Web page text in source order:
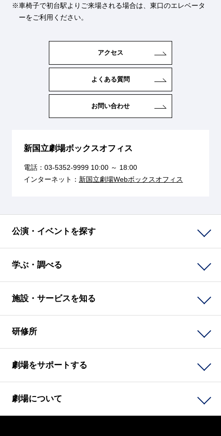
車椅子で初台駅よりご来場される場合は、東口のエレベータ
ーをご利用ください。
アクセス
よくある質問
お問い合わせ
新国立劇場ボックスオフィス
電話： 03-5352-999910:00 ～ 18:00
インターネット： 新国立劇場Webボックスオフィス
公演・イベントを探す
学ぶ・調べる
施設・サービスを知る
研修所
劇場をサポートする
劇場について